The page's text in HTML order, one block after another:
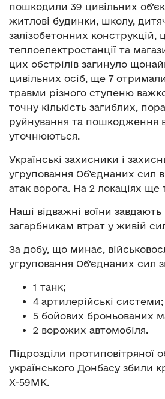
пошкодили 39 цивільних
житлові будинки, школу,
залізобетонних конструкцій,
теплоелектростанції та
цих обстрілів загинуло
цивільних осіб, ще 7
травми різного ступеню
точну кількість загиблих,
руйнування та пошкодження
уточнюються.
Українські захисники і
угруповання Об’єднаних сил
атак ворога. На 2 локаціях ще
Наші відважні воїни
загарбникам втрат у живій
За добу, що минає,
угруповання Об’єднаних сил
1 танк;
4 артилерійські системи;
5 бойових броньованих
2 ворожих автомобіля.
Підрозділи протиповітряної
українського Донбасу збили
Х-59МК.